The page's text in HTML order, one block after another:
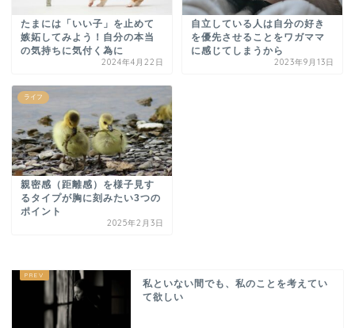
たまには「いい子」を止めて
嫉妬してみよう！自分の本当
の気持ちに気付く為に
2024年4月22日
自立している人は自分の好き
を優先させることをワガママ
に感じてしまうから
2023年9月13日
ライフ
親密感（距離感）を様子見す
るタイプが胸に刻みたい3つの
ポイント
2025年2月3日
私といない間でも、私のことを考えてい
て欲しい